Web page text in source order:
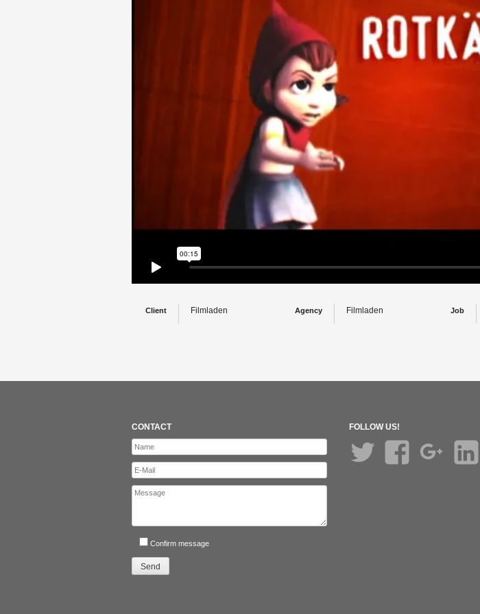
Client Filmladen Agency Filmladen Job
CONTACT
Confirm message
FOLLOW US!
Twitter
Facebook Google+ LinkedIn